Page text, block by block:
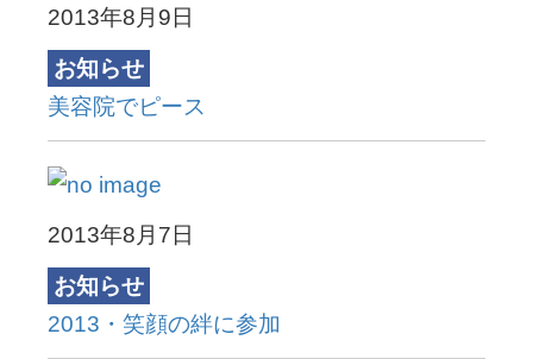
2013年8月9日
お知らせ
美容院でピース
2013年8月7日
お知らせ
2013・笑顔の絆に参加